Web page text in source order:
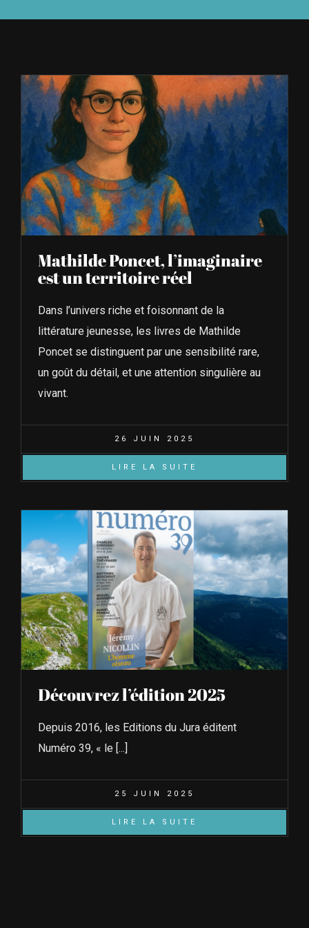
OÙ TROUVER NUMÉRO 39
LIRE NUMÉRO 39
Mathilde Poncet, l’imaginaire
est un territoire réel
Dans l’univers riche et foisonnant de la
littérature jeunesse, les livres de Mathilde
Poncet se distinguent par une sensibilité rare,
un goût du détail, et une attention singulière au
vivant.
26 JUIN 2025
LIRE LA SUITE
Découvrez l’édition 2025
Depuis 2016, les Editions du Jura éditent
Numéro 39, « le [...]
25 JUIN 2025
LIRE LA SUITE